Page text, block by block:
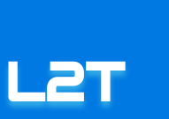
L2T